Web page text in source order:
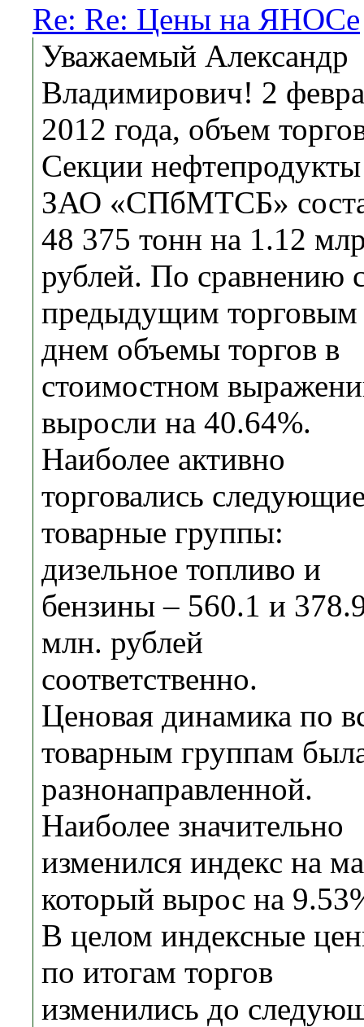
Re: Re: Цены на ЯНОСе
Уважаемый Александр
Владимирович! 2
2012 года, объем
Секции нефтепродукты
ЗАО «СПбМТСБ»
48 375 тонн на 1.12
рублей. По сравнению
предыдущим торговым
днем объемы торгов в
стоимостном
выросли на 40.64%.
Наиболее активно
торговались
товарные группы:
дизельное топливо и
бензины – 560.1 и
млн. рублей
соответственно.
Ценовая динамика по
товарным группам
разнонаправленной.
Наиболее значительно
изменился индекс на
который вырос на
В целом индексные
по итогам торгов
изменились до